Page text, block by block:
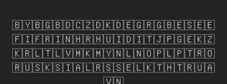
🇧🇾🇧🇬🇧🇩🇨🇿🇩🇰🇩🇪🇬🇷🇬🇧🇪🇸🇪🇪
🇫🇮🇫🇷🇮🇳🇭🇷🇭🇺🇮🇩🇮🇹🇯🇵🇬🇪🇰🇿
🇰🇷🇱🇹🇱🇻🇲🇰🇲🇾🇳🇱🇳🇴🇵🇱🇵🇹🇷🇴
🇷🇺🇸🇰🇸🇮🇦🇱🇷🇸🇸🇪🇱🇰🇹🇭🇹🇷🇺🇦